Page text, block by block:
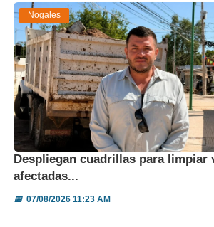
Nogales
Despliegan cuadrillas para limpiar
afectadas...
📅07/08/2026 11:23 AM